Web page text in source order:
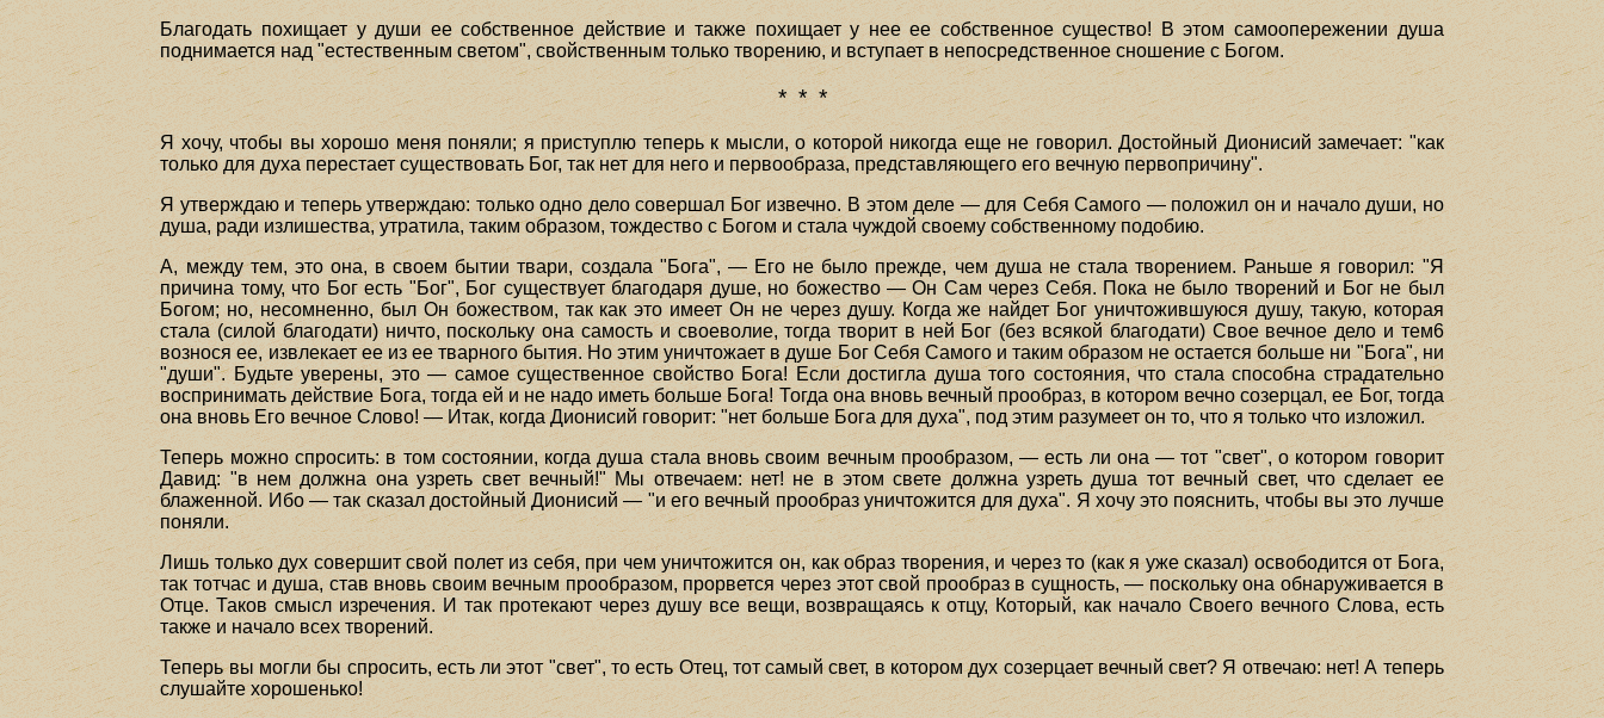
Благодать похищает у души ее собственное действие и также похищает у нее ее собственное существо! В этом самоопережении душа
поднимается над "естественным светом", свойственным только творению, и вступает в непосредственное сношение с Богом.
* * *
Я хочу, чтобы вы хорошо меня поняли; я приступлю теперь к мысли, о которой никогда еще не говорил. Достойный Дионисий замечает: "как
только для духа перестает существовать Бог, так нет для него и первообраза, представляющего его вечную первопричину".
Я утверждаю и теперь утверждаю: только одно дело совершал Бог извечно. В этом деле — для Себя Самого — положил он и начало души, но
душа, ради излишества, утратила, таким образом, тождество с Богом и стала чуждой своему собственному подобию.
А, между тем, это она, в своем бытии твари, создала "Бога", — Его не было прежде, чем душа не стала творением. Раньше я говорил: "Я
причина тому, что Бог есть "Бог", Бог существует благодаря душе, но божество — Он Сам через Себя. Пока не было творений и Бог не был
Богом; но, несомненно, был Он божеством, так как это имеет Он не через душу. Когда же найдет Бог уничтожившуюся душу, такую, которая
стала (силой благодати) ничто, поскольку она самость и своеволие, тогда творит в ней Бог (без всякой благодати) Свое вечное дело и тем6
вознося ее, извлекает ее из ее тварного бытия. Но этим уничтожает в душе Бог Себя Самого и таким образом не остается больше ни "Бога", ни
"души". Будьте уверены, это — самое существенное свойство Бога! Если достигла душа того состояния, что стала способна страдательно
воспринимать действие Бога, тогда ей и не надо иметь больше Бога! Тогда она вновь вечный прообраз, в котором вечно созерцал, ее Бог, тогда
она вновь Его вечное Слово! — Итак, когда Дионисий говорит: "нет больше Бога для духа", под этим разумеет он то, что я только что изложил.
Теперь можно спросить: в том состоянии, когда душа стала вновь своим вечным прообразом, — есть ли она — тот "свет", о котором говорит
Давид: "в нем должна она узреть свет вечный!" Мы отвечаем: нет! не в этом свете должна узреть душа тот вечный свет, что сделает ее
блаженной. Ибо — так сказал достойный Дионисий — "и его вечный прообраз уничтожится для духа". Я хочу это пояснить, чтобы вы это лучше
поняли.
Лишь только дух совершит свой полет из себя, при чем уничтожится он, как образ творения, и через то (как я уже сказал) освободится от Бога,
так тотчас и душа, став вновь своим вечным прообразом, прорвется через этот свой прообраз в сущность, — поскольку она обнаруживается в
Отце. Таков смысл изречения. И так протекают через душу все вещи, возвращаясь к отцу, Который, как начало Своего вечного Слова, есть
также и начало всех творений.
Теперь вы могли бы спросить, есть ли этот "свет", то есть Отец, тот самый свет, в котором дух созерцает вечный свет? Я отвечаю: нет! А теперь
слушайте хорошенько!